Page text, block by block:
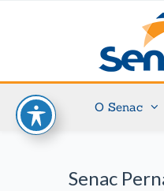
O Senac
Senac